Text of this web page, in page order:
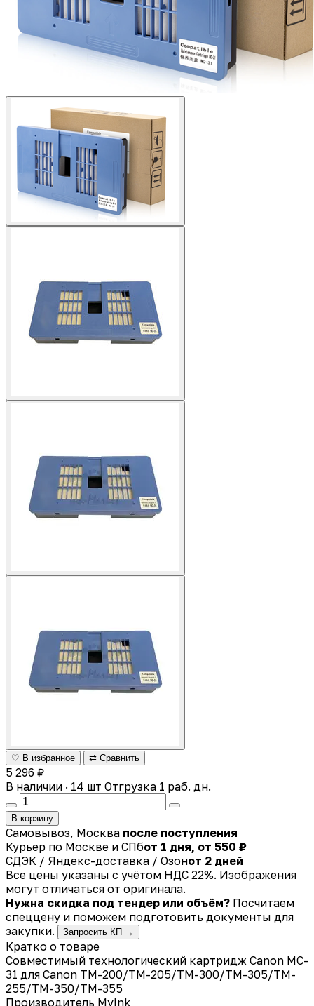
♡ В избранное ⇄ Сравнить
5 296 ₽
В наличии · 14 шт Отгрузка 1 раб. дн.
В корзину
Самовывоз, Москва после поступления
Курьер по Москве и СПбот 1 дня, от 550 ₽
СДЭК / Яндекс-доставка / Озонот 2 дней
Все цены указаны с учётом НДС 22%. Изображения
могут отличаться от оригинала.
Нужна скидка под тендер или объём? Посчитаем
спеццену и поможем подготовить документы для
закупки.
Запросить КП →
Кратко о товаре
Совместимый технологический картридж Canon MC-
31 для Canon TM-200/TM-205/TM-300/TM-305/TM-
255/TM-350/TM-355
Производитель MyInk